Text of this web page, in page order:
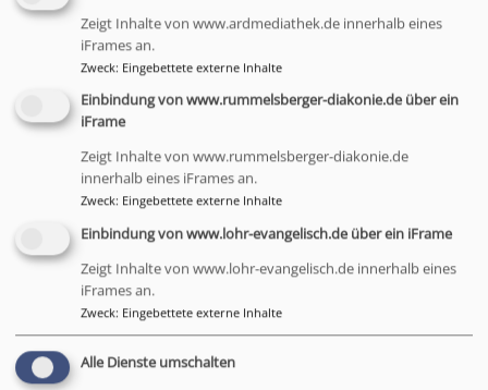
Studium bzw. Ausbildung zum
Pfarrverwalter / zur
Pfarrverwalterin
Voraussetzungen:
Schulabschluss, abgeschlossene Berufsausbildung
und Berufserfahrung, aktives Gemeindeglied, Alter:
26 - 40 Jahre
Studium
Zeigt Inhalte von www.ardmediathek.de innerhalb eines
iFrames an.
Zweck: Eingebettete externe Inhalte
Einbindung von www.rummelsberger-diakonie.de über ein
iFrame
Zeigt Inhalte von www.rummelsberger-diakonie.de
innerhalb eines iFrames an.
Zweck: Eingebettete externe Inhalte
Einbindung von www.lohr-evangelisch.de über ein iFrame
Zeigt Inhalte von www.lohr-evangelisch.de innerhalb eines
iFrames an.
Zweck: Eingebettete externe Inhalte
Alle Dienste umschalten